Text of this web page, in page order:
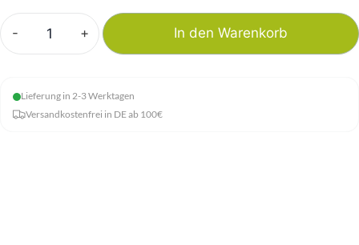
-
NatuGena®
B12
Liquid
+ In den Warenkorb
Lieferung in 2-3 Werktagen
Versandkostenfrei in DE ab 100€